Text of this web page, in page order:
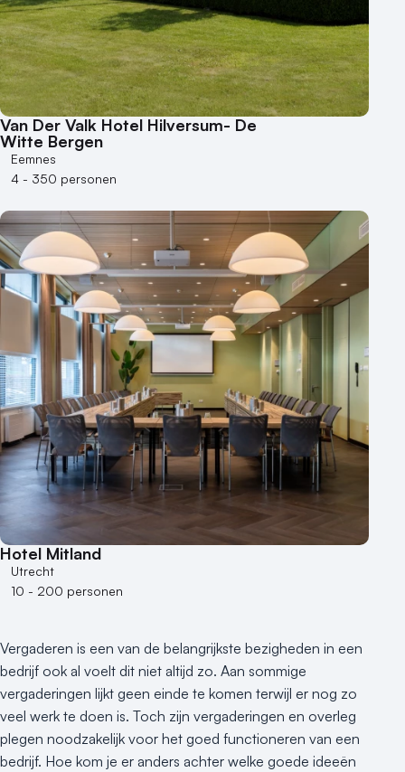
Hybride events
Industriële locatie
Kasteel en landgoed
Kleine / intieme locatie
Locaties aan zee
Museum
Theater
Varende locatie
Van Der Valk Hotel Hilversum- De
Witte Bergen
Eemnes
4 - 350 personen
Hotel Mitland
Utrecht
10 - 200 personen
Vergaderen is een van de belangrijkste bezigheden in een
bedrijf ook al voelt dit niet altijd zo. Aan sommige
vergaderingen lijkt geen einde te komen terwijl er nog zo
veel werk te doen is. Toch zijn vergaderingen en overleg
plegen noodzakelijk voor het goed functioneren van een
bedrijf. Hoe kom je er anders achter welke goede ideeën